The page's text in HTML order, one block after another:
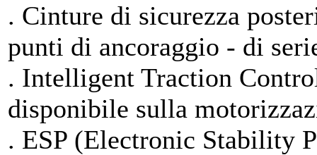
. Cinture di sicurezza
punti di ancoraggio - di
. Intelligent Traction
disponibile sulla
. ESP (Electronic Stability